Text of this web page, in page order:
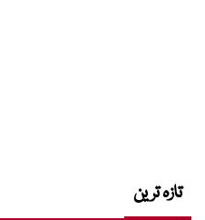
تازہ ترین